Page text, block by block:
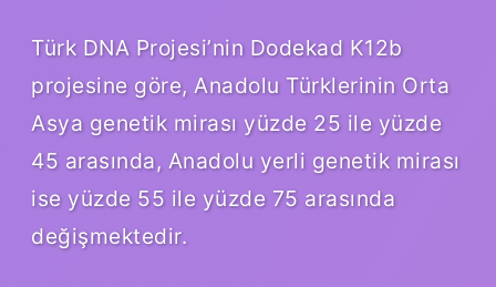
Türk DNA Projesi’nin Dodekad K12b
projesine göre, Anadolu Türklerinin Orta
Asya genetik mirası yüzde 25 ile yüzde
45 arasında, Anadolu yerli genetik mirası
ise yüzde 55 ile yüzde 75 arasında
değişmektedir.